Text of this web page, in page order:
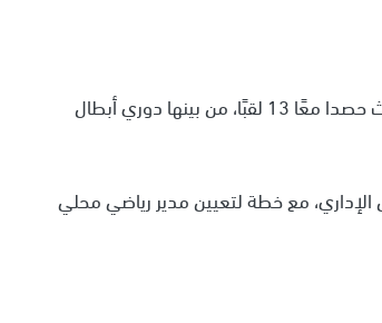
امتدت شراكة ميسي وسواريز لسنوات ناجحة مع برشلونة (2014-2020)، حيث حصدا معًا 13 لقبًا، من بينها دوري أبطال
الإداري، مع خطة لتعيين مدير رياضي محلي